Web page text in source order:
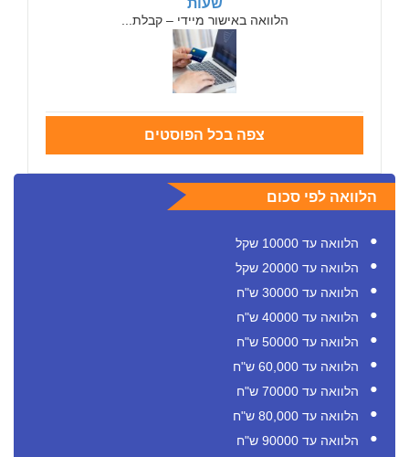
שעות
הלוואה באישור מיידי – קבלת...
צפה בכל הפוסטים
הלוואה לפי סכום
הלוואה עד 10000 שקל
הלוואה עד 20000 שקל
הלוואה עד 30000 ש"ח
הלוואה עד 40000 ש"ח
הלוואה עד 50000 ש"ח
הלוואה עד 60,000 ש"ח
הלוואה עד 70000 ש"ח
הלוואה עד 80,000 ש"ח
הלוואה עד 90000 ש"ח